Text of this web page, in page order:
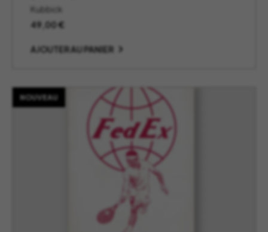
Kubbick
49,00€
AJOUTER AU PANIER
NOUVEAU